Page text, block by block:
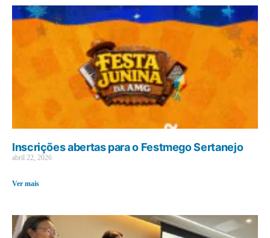
Inscrições abertas para o Festmego Sertanejo
abril 22, 2026
Ver mais